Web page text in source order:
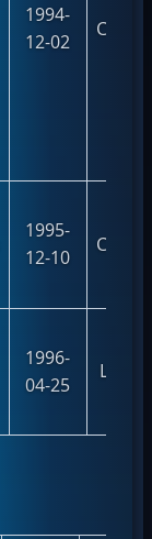
1994-
12-02
1995-
12-10
1996-
04-25